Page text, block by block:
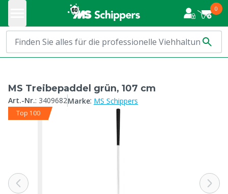
0
MS Treibepaddel grün, 107 cm
Art.-Nr.: 3409682Marke: MS Schippers
Top 100